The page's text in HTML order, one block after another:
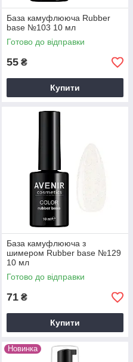
База камуфлююча Rubber
base №103 10 мл
Готово до відправки
55 ₴
Купити
База камуфлююча з
шимером Rubber base №129
10 мл
Готово до відправки
71 ₴
Купити
Новинка